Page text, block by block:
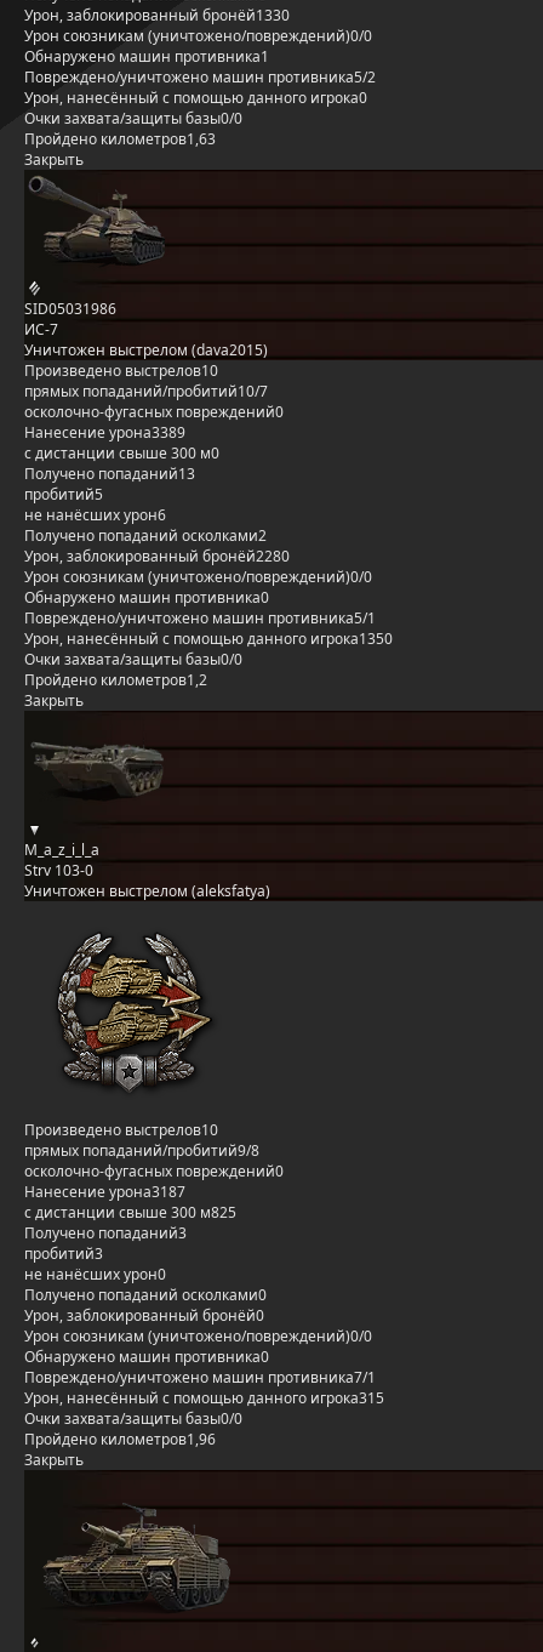
Урон, заблокированный бронёй1330
Урон союзникам (уничтожено/повреждений)0/0
Обнаружено машин противника1
Повреждено/уничтожено машин противника5/2
Урон, нанесённый с помощью данного игрока0
Очки захвата/защиты базы0/0
Пройдено километров1,63
Закрыть
SID05031986
ИС-7
Уничтожен выстрелом (dava2015)
Произведено выстрелов10
прямых попаданий/пробитий10/7
осколочно-фугасных повреждений0
Нанесение урона3389
с дистанции свыше 300 м0
Получено попаданий13
пробитий5
не нанёсших урон6
Получено попаданий осколками2
Урон, заблокированный бронёй2280
Урон союзникам (уничтожено/повреждений)0/0
Обнаружено машин противника0
Повреждено/уничтожено машин противника5/1
Урон, нанесённый с помощью данного игрока1350
Очки захвата/защиты базы0/0
Пройдено километров1,2
Закрыть
M_a_z_i_l_a
Strv 103-0
Уничтожен выстрелом (aleksfatya)
Произведено выстрелов10
прямых попаданий/пробитий9/8
осколочно-фугасных повреждений0
Нанесение урона3187
с дистанции свыше 300 м825
Получено попаданий3
пробитий3
не нанёсших урон0
Получено попаданий осколками0
Урон, заблокированный бронёй0
Урон союзникам (уничтожено/повреждений)0/0
Обнаружено машин противника0
Повреждено/уничтожено машин противника7/1
Урон, нанесённый с помощью данного игрока315
Очки захвата/защиты базы0/0
Пройдено километров1,96
Закрыть